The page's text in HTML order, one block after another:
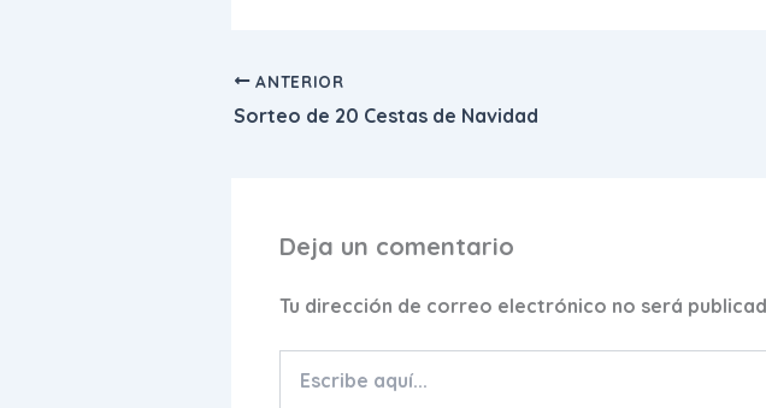
ANTERIOR
Sorteo de 20 Cestas de Navidad
Deja un comentario
Tu dirección de correo electrónico no será
aquí...